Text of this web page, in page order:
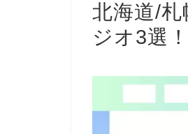
北海道/
ジオ3選